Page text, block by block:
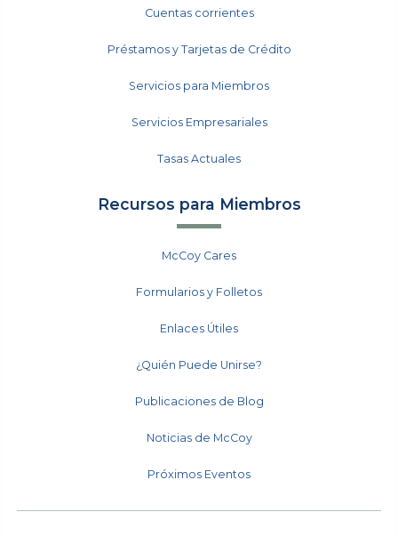
Cuentas corrientes
Préstamos y Tarjetas de Crédito
Servicios para Miembros
Servicios Empresariales
Tasas Actuales
Recursos para Miembros
McCoy Cares
Formularios y Folletos
Enlaces Útiles
¿Quién Puede Unirse?
Publicaciones de Blog
Noticias de McCoy
Próximos Eventos